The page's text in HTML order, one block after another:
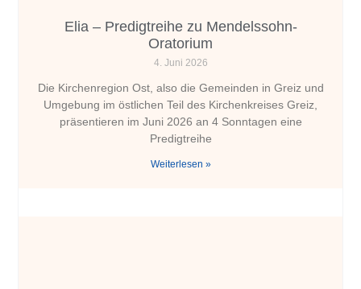
Elia – Predigtreihe zu Mendelssohn-
Oratorium
4. Juni 2026
Die Kirchenregion Ost, also die Gemeinden in Greiz und
Umgebung im östlichen Teil des Kirchenkreises Greiz,
präsentieren im Juni 2026 an 4 Sonntagen eine
Predigtreihe
Weiterlesen »